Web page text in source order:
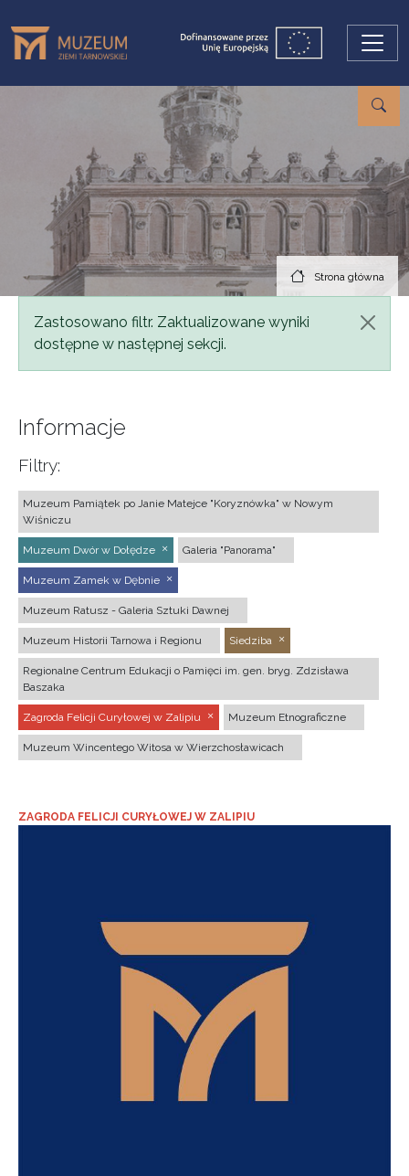
Strona główna
Komunikat
Zastosowano filtr. Zaktualizowane wyniki
dostępne w następnej sekcji.
Informacje
Filtry:
Muzeum Pamiątek po Janie Matejce "Koryznówka" w Nowym
Wiśniczu
Muzeum Dwór w Dołędze Galeria "Panorama"
Muzeum Zamek w Dębnie
Muzeum Ratusz - Galeria Sztuki Dawnej
Muzeum Historii Tarnowa i Regionu Siedziba
Regionalne Centrum Edukacji o Pamięci im. gen. bryg. Zdzisława
Baszaka
Zagroda Felicji Curyłowej w Zalipiu Muzeum Etnograficzne
Muzeum Wincentego Witosa w Wierzchosławicach
ZAGRODA FELICJI CURYŁOWEJ W ZALIPIU